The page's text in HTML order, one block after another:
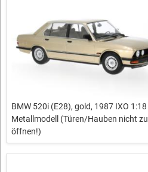
BMW 520i (E28), gold, 1987 IXO 1:18
Metallmodell (Türen/Hauben nicht zu
öffnen!)